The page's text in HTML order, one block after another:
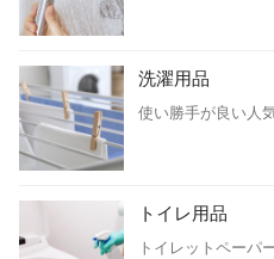
洗濯用品
使い勝手が良い人
トイレ用品
トイレットペーパ